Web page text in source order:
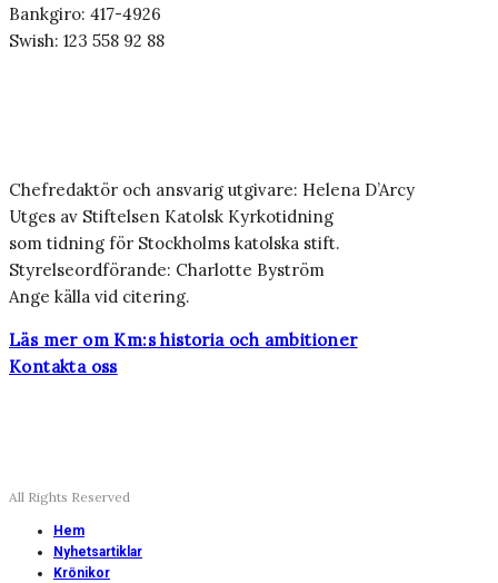
Bankgiro: 417-4926
Swish: 123 558 92 88
Chefredaktör och ansvarig utgivare: Helena D’Arcy
Utges av Stiftelsen Katolsk Kyrkotidning
som tidning för Stockholms katolska stift.
Styrelseordförande: Charlotte Byström
Ange källa vid citering.
Läs mer om Km:s historia och ambitioner
Kontakta oss
All Rights Reserved
Hem
Nyhetsartiklar
Krönikor